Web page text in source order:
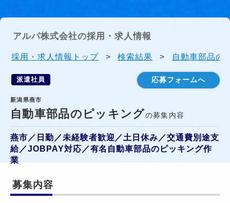
アルパ株式会社の採用・求人情報
採用・求人情報トップ > 検索結果 > 自動車部品の
派遣社員 応募フォームへ
新潟県燕市
自動車部品のピッキングの募集内容
燕市／日勤／未経験者歓迎／土日休み／交通費別途支
給／JOBPAY対応／有名自動車部品のピッキング作
業
募集内容